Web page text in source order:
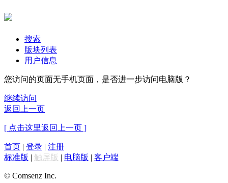
搜索
版块列表
用户信息
您访问的页面无手机页面，是否进一步访问电脑版？
继续访问
返回上一页
[ 点击这里返回上一页 ]
首页 | 登录 | 注册
标准版 | 触屏版 | 电脑版 | 客户端
© Comsenz Inc.